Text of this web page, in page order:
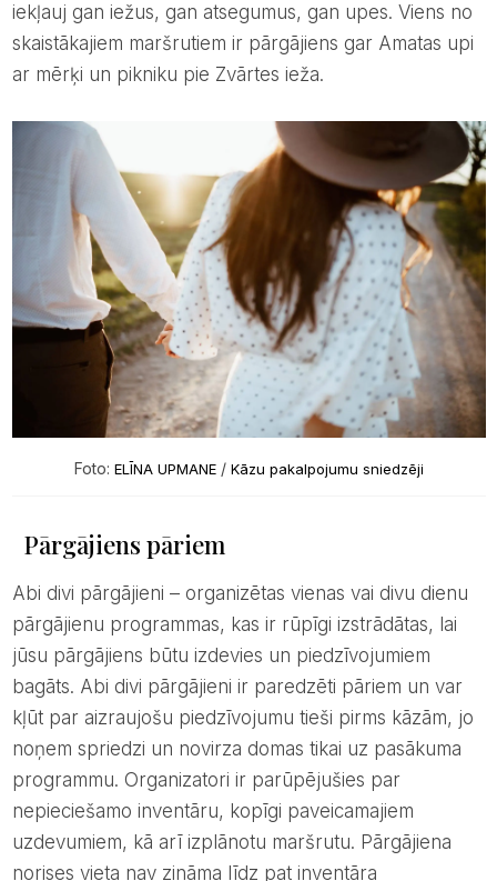
iekļauj gan iežus, gan atsegumus, gan upes. Viens no
skaistākajiem maršrutiem ir pārgājiens gar Amatas upi
ar mērķi un pikniku pie Zvārtes ieža.
Foto: ELĪNA UPMANE/ Kāzu pakalpojumu sniedzēji
Pārgājiens pāriem
Abi divi pārgājieni – organizētas vienas vai divu dienu
pārgājienu programmas, kas ir rūpīgi izstrādātas, lai
jūsu pārgājiens būtu izdevies un piedzīvojumiem
bagāts. Abi divi pārgājieni ir paredzēti pāriem un var
kļūt par aizraujošu piedzīvojumu tieši pirms kāzām, jo
noņem spriedzi un novirza domas tikai uz pasākuma
programmu. Organizatori ir parūpējušies par
nepieciešamo inventāru, kopīgi paveicamajiem
uzdevumiem, kā arī izplānotu maršrutu. Pārgājiena
norises vieta nav zināma līdz pat inventāra